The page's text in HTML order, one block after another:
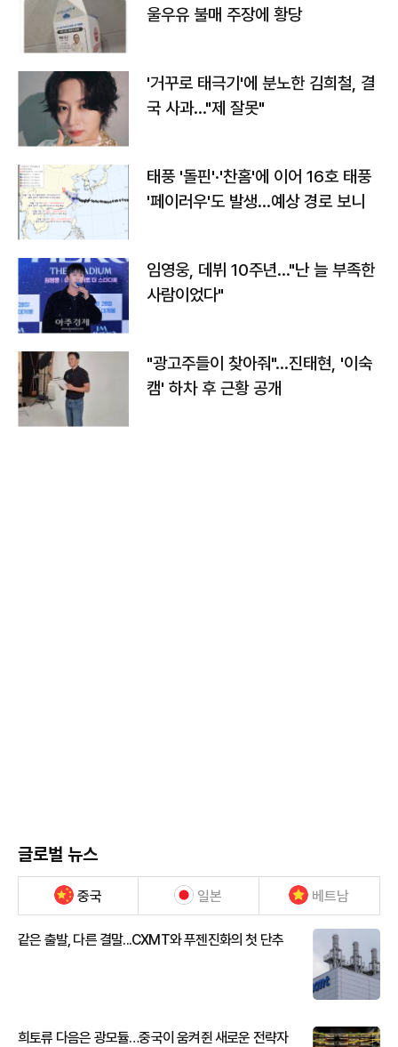
울우유 불매 주장에 황당
'거꾸로 태극기'에 분노한 김희철, 결
국 사과…"제 잘못"
태풍 '돌핀'·'찬홈'에 이어 16호 태풍
'페이러우'도 발생…예상 경로 보니
임영웅, 데뷔 10주년…"난 늘 부족한
사람이었다"
"광고주들이 찾아줘"…진태현, '이숙
캠' 하차 후 근황 공개
글로벌 뉴스
중국 일본 베트남
같은 출발, 다른 결말...CXMT와 푸젠진화의 첫 단추
희토류 다음은 광모듈…중국이 움켜쥔 새로운 전략자